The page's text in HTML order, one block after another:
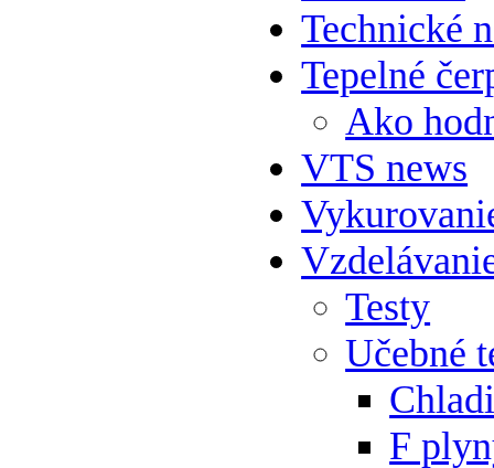
Technické
Tepelné
Ako
VTS news
Testy
Učebné
F